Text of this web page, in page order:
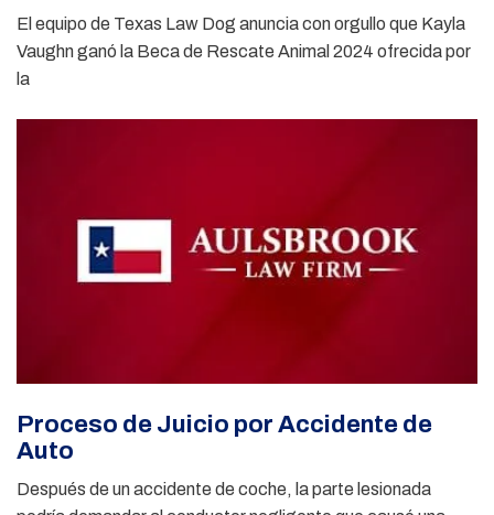
El equipo de Texas Law Dog anuncia con orgullo que Kayla
Vaughn ganó la Beca de Rescate Animal 2024 ofrecida por
la
Proceso de Juicio por Accidente de
Auto
Después de un accidente de coche, la parte lesionada